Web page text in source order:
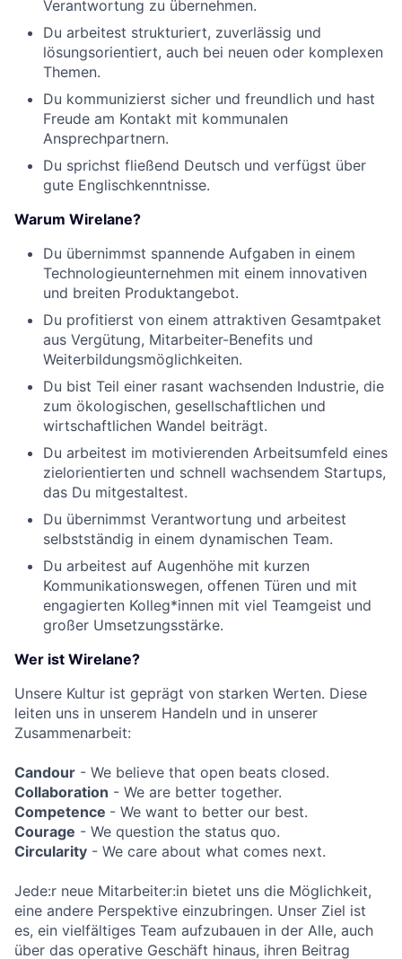
Verantwortung zu übernehmen.
Du arbeitest strukturiert, zuverlässig und
lösungsorientiert, auch bei neuen oder komplexen
Themen.
Du kommunizierst sicher und freundlich und hast
Freude am Kontakt mit kommunalen
Ansprechpartnern.
Du sprichst fließend Deutsch und verfügst über
gute Englischkenntnisse.
Warum Wirelane?
Du übernimmst spannende Aufgaben in einem
Technologieunternehmen mit einem innovativen
und breiten Produktangebot.
Du profitierst von einem attraktiven Gesamtpaket
aus Vergütung, Mitarbeiter-Benefits und
Weiterbildungsmöglichkeiten.
Du bist Teil einer rasant wachsenden Industrie, die
zum ökologischen, gesellschaftlichen und
wirtschaftlichen Wandel beiträgt.
Du arbeitest im motivierenden Arbeitsumfeld eines
zielorientierten und schnell wachsendem Startups,
das Du mitgestaltest.
Du übernimmst Verantwortung und arbeitest
selbstständig in einem dynamischen Team.
Du arbeitest auf Augenhöhe mit kurzen
Kommunikationswegen, offenen Türen und mit
engagierten Kolleg*innen mit viel Teamgeist und
großer Umsetzungsstärke.
Wer ist Wirelane?
Unsere Kultur ist geprägt von starken Werten. Diese
leiten uns in unserem Handeln und in unserer
Zusammenarbeit:
Candour - We believe that open beats closed.
Collaboration - We are better together.
Competence - We want to better our best.
Courage - We question the status quo.
Circularity - We care about what comes next.
Jede:r neue Mitarbeiter:in bietet uns die Möglichkeit,
eine andere Perspektive einzubringen. Unser Ziel ist
es, ein vielfältiges Team aufzubauen in der Alle, auch
über das operative Geschäft hinaus, ihren Beitrag